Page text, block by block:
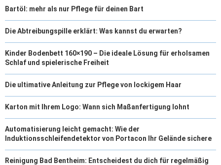
Bartöl: mehr als nur Pflege für deinen Bart
Die Abtreibungspille erklärt: Was kannst du erwarten?
Kinder Bodenbett 160×190 – Die ideale Lösung für erholsamen
Schlaf und spielerische Freiheit
Die ultimative Anleitung zur Pflege von lockigem Haar
Karton mit Ihrem Logo: Wann sich Maßanfertigung lohnt
Automatisierung leicht gemacht: Wie der
Induktionsschleifendetektor von Portacon Ihr Gelände sichere
Reinigung Bad Bentheim: Entscheidest du dich für regelmäßig